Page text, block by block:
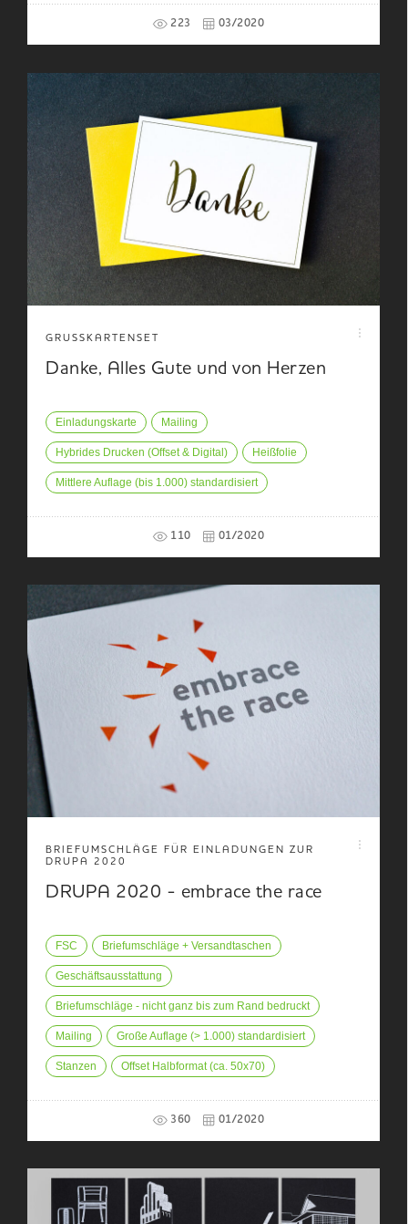
223 03/2020
GRUSSKARTENSET
Danke, Alles Gute und von Herzen
Einladungskarte Mailing
Hybrides Drucken (Offset & Digital) Heißfolie
Mittlere Auflage (bis 1.000) standardisiert
110 01/2020
BRIEFUMSCHLÄGE FÜR EINLADUNGEN ZUR
DRUPA 2020
DRUPA 2020 - embrace the race
FSC Briefumschläge + Versandtaschen
Geschäftsausstattung
Briefumschläge - nicht ganz bis zum Rand bedruckt
Mailing Große Auflage (> 1.000) standardisiert
Stanzen Offset Halbformat (ca. 50x70)
360 01/2020